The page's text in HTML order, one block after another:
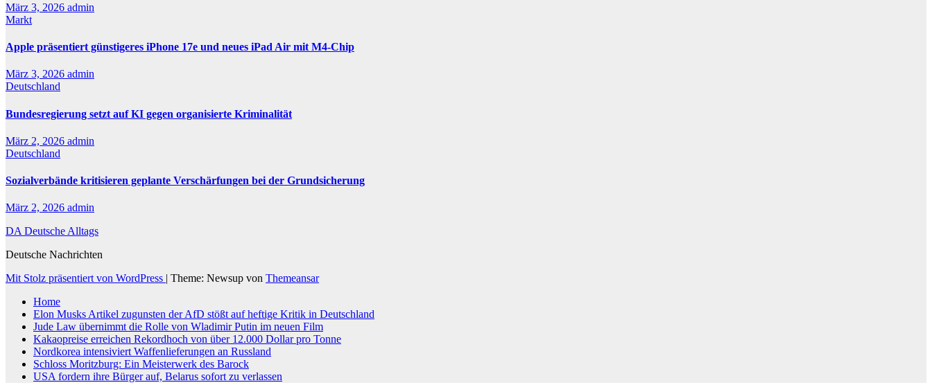
März 3, 2026 admin
Markt
Apple präsentiert günstigeres iPhone 17e und neues iPad Air mit M4-Chip
März 3, 2026 admin
Deutschland
Bundesregierung setzt auf KI gegen organisierte Kriminalität
März 2, 2026 admin
Deutschland
Sozialverbände kritisieren geplante Verschärfungen bei der Grundsicherung
März 2, 2026 admin
DA Deutsche Alltags
Deutsche Nachrichten
Mit Stolz präsentiert von WordPress | Theme: Newsup von Themeansar
Home
Elon Musks Artikel zugunsten der AfD stößt auf heftige Kritik in Deutschland
Jude Law übernimmt die Rolle von Wladimir Putin im neuen Film
Kakaopreise erreichen Rekordhoch von über 12.000 Dollar pro Tonne
Nordkorea intensiviert Waffenlieferungen an Russland
Schloss Moritzburg: Ein Meisterwerk des Barock
USA fordern ihre Bürger auf, Belarus sofort zu verlassen